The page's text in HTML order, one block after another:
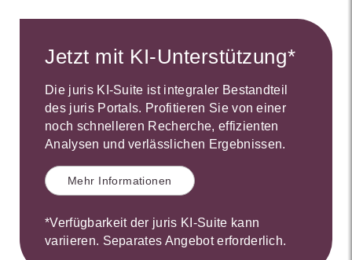
Jetzt mit KI-Unterstützung*
Die juris KI-Suite ist integraler Bestandteil
des juris Portals. Profitieren Sie von einer
noch schnelleren Recherche, effizienten
Analysen und verlässlichen Ergebnissen.
Mehr Informationen
*Verfügbarkeit der juris KI-Suite kann
variieren. Separates Angebot erforderlich.